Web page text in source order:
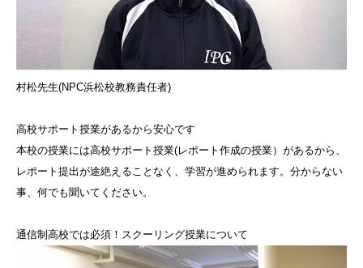
村松先生(NPC浜松校教務責任者)
高校サポート授業があるから安心です
本校の授業には高校サポート授業(レポート作成の授業）があるから、
レポート提出が途絶えることなく、学習が進められます。分からない
事、何でも聞いてください。
通信制高校では必須！スクーリング授業について